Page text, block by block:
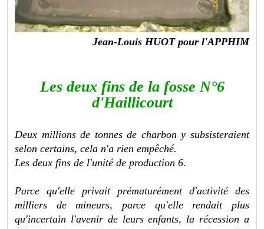
Jean-Louis HUOT pour l'APPHIM
Les deux fins de la fosse N°6
d'Haillicourt
Deux millions de tonnes de charbon y subsisteraient
selon certains, cela n'a rien empêché.
Les deux fins de l'unité de production 6.
Parce qu'elle privait prématurément d'activité des
milliers de mineurs, parce qu'elle rendait plus
qu'incertain l'avenir de leurs enfants, la récession a